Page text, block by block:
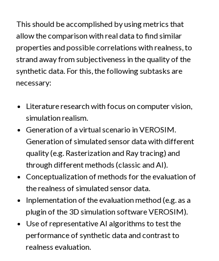
This should be accomplished by using metrics that
allow the comparison with real data to find similar
properties and possible correlations with realness, to
strand away from subjectiveness in the quality of the
synthetic data. For this, the following subtasks are
necessary:
Literature research with focus on computer vision,
simulation realism.
Generation of a virtual scenario in VEROSIM.
Generation of simulated sensor data with different
quality (e.g. Rasterization and Ray tracing) and
through different methods (classic and AI).
Conceptualization of methods for the evaluation of
the realness of simulated sensor data.
Inplementation of the evaluation method (e.g. as a
plugin of the 3D simulation software VEROSIM).
Use of representative AI algorithms to test the
performance of synthetic data and contrast to
realness evaluation.